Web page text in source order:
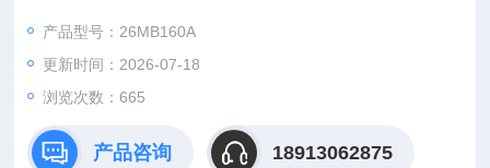
边添加特定的电压（电源正极接二极管器件正极，电源负极接二
极管器件的负极）时，二极管器件就导通，有电流流过，相反，
二极管器件不导通，无电流通过。整流桥模块供应美国IR原装*现
产品型号：26MB160A
更新时间：2026-07-18
浏览次数：665
产品咨询 18913062875